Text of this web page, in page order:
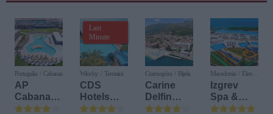
Portugalia / Cabanas
AP
Cabanas
Beach &
Last
Minute
Włochy / Terrasini
CDS
Hotels
Terrasini
Czarnogóra / Bijela
Carine
Delfin
Bijela (ex.
Macedonia / Elen
Kamen
Izgrev
Spa &
Aquapark